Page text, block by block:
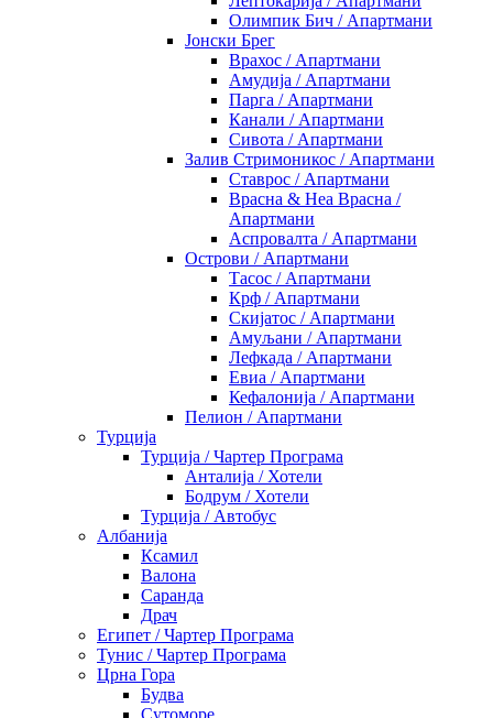
Олимпик Бич / Апартмани
Јонски Брег
Врахос / Апартмани
Амудија / Апартмани
Парга / Апартмани
Канали / Апартмани
Сивота / Апартмани
Залив Стримоникос / Апартмани
Ставрос / Апартмани
Врасна & Неа Врасна /
Апартмани
Аспровалта / Апартмани
Острови / Апартмани
Тасос / Апартмани
Крф / Апартмани
Скијатос / Апартмани
Амуљани / Апартмани
Лефкада / Апартмани
Евиа / Апартмани
Кефалонија / Апартмани
Пелион / Апартмани
Турција
Турција / Чартер Програма
Анталија / Хотели
Бодрум / Хотели
Турција / Автобус
Албанија
Ксамил
Валона
Саранда
Драч
Египет / Чартер Програма
Тунис / Чартер Програма
Црна Гора
Будва
Сутоморе